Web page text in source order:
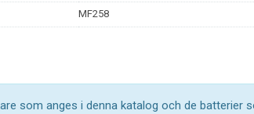
MF258
som anges i denna katalog och de batterier